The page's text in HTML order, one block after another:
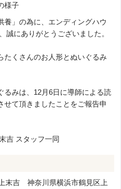
様子
養」の為に、エンディングハウ
誠にありがとうございました。
たくさんのお人形とぬいぐるみ
るみは、12月6日に導師による読
せて頂きましたことをご報告申
吉 スタッフ一同
末吉 神奈川県横浜市鶴見区上